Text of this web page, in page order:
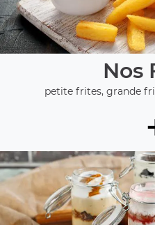
Nos
petite frites, grande